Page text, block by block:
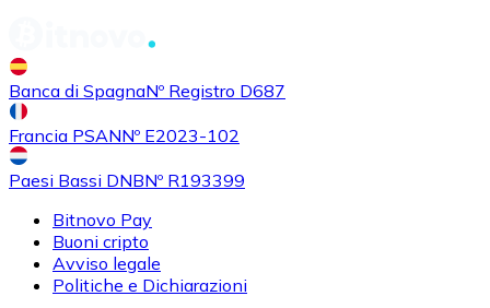
Banca di SpagnaNº Registro D687
Francia PSANNº E2023-102
Paesi Bassi DNBNº R193399
Bitnovo Pay
Buoni cripto
Avviso legale
Politiche e Dichiarazioni